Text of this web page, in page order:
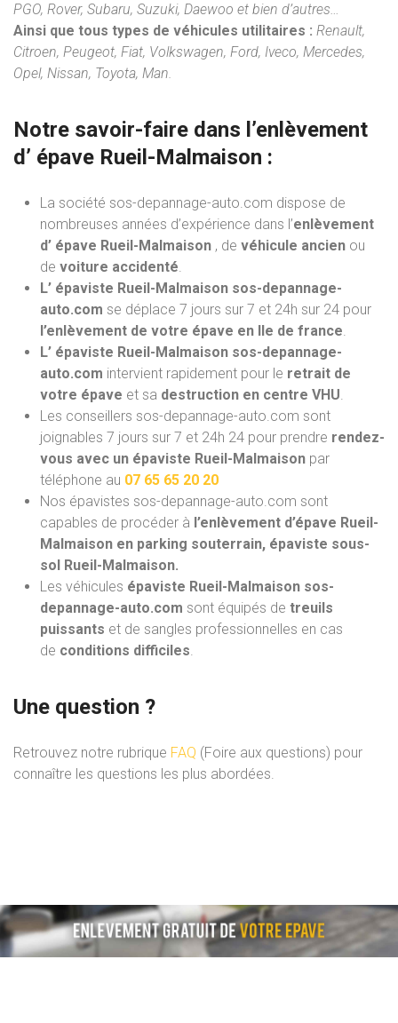
PGO, Rover, Subaru, Suzuki, Daewoo et bien d’autres…
Ainsi que tous types de véhicules utilitaires : Renault,
Citroen, Peugeot, Fiat, Volkswagen, Ford, Iveco, Mercedes,
Opel, Nissan, Toyota, Man.
Notre savoir-faire dans l’enlèvement
d’ épave Rueil-Malmaison :
La société sos-depannage-auto.com dispose de
nombreuses années d’expérience dans l’enlèvement
d’ épave Rueil-Malmaison , de véhicule ancien ou
de voiture accidenté.
L’ épaviste Rueil-Malmaison sos-depannage-
auto.com se déplace 7 jours sur 7 et 24h sur 24 pour
l’enlèvement de votre épave en Ile de france.
L’ épaviste Rueil-Malmaison sos-depannage-
auto.com intervient rapidement pour le retrait de
votre épave et sa destruction en centre VHU.
Les conseillers sos-depannage-auto.com sont
joignables 7 jours sur 7 et 24h 24 pour prendre rendez-
vous avec un épaviste Rueil-Malmaison par
téléphone au 07 65 65 20 20
Nos épavistes sos-depannage-auto.com sont
capables de procéder à l’enlèvement d’épave Rueil-
Malmaison en parking souterrain, épaviste sous-
sol Rueil-Malmaison.
Les véhicules épaviste Rueil-Malmaison sos-
depannage-auto.com sont équipés de treuils
puissants et de sangles professionnelles en cas
de conditions difficiles.
Une question ?
Retrouvez notre rubrique FAQ (Foire aux questions) pour
connaître les questions les plus abordées.